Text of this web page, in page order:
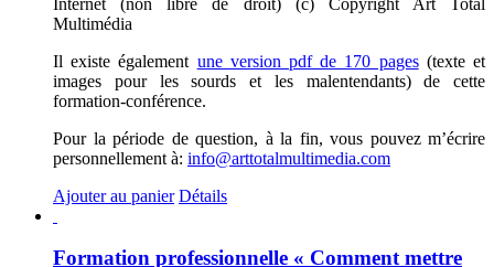
Multimédia
Il existe également une version pdf de 170 pages(texte et
images pour les sourds et les malentendants) de cette
formation-conférence.
Pour la période de question, à la fin, vous pouvez m’écrire
personnellement à: info@arttotalmultimedia.com
Ajouter au panier Détails
Formation professionnelle « Comment mettre